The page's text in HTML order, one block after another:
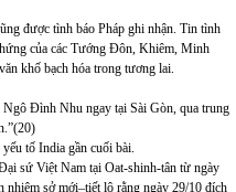
được tình báo Pháp ghi nhận. Tin tình
của các Tướng Đôn, Khiêm, Minh
khố bạch hóa trong tương lai.
Đình Nhu ngay tại Sài Gòn, qua trung
tố India gần cuối bài.
sứ Việt Nam tại Oat-shinh-tân từ ngày
sở mới–tiết lộ rằng ngày 29/10 đích